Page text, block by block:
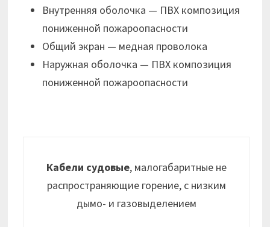
Внутренняя оболочка — ПВХ композиция
пониженной пожароопасности
Общий экран — медная проволока
Наружная оболочка — ПВХ композиция
пониженной пожароопасности
Кабели судовые, малогабаритные не
распространяющие горение, с низким
дымо- и газовыделением